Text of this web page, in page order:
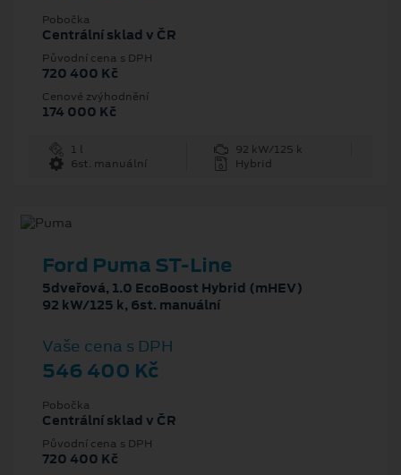
Pobočka
Centrální sklad v ČR
Původní cena s DPH
720 400 Kč
Cenové zvýhodnění
174 000 Kč
1 l
92 kW/125 k
6st. manuální
Hybrid
Ford Puma ST-Line
5dveřová, 1.0 EcoBoost Hybrid (mHEV)
92 kW/125 k, 6st. manuální
Vaše cena s DPH
546 400 Kč
Pobočka
Centrální sklad v ČR
Původní cena s DPH
720 400 Kč